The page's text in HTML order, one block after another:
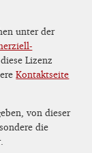
unter der
diese Lizenz
Kontaktseite
von dieser
die